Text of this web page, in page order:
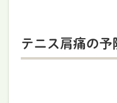
テニス肩痛の予